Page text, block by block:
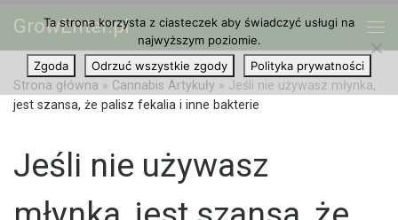
Przejdź do treści
GrowEnter.pl
Strona główna » Cannabis Artykuły » Jeśli nie używasz młynka,
jest szansa, że palisz fekalia i inne bakterie
Jeśli nie używasz
Ta strona korzysta z ciasteczek aby świadczyć usługi na
najwyższym poziomie.
Zgoda
Odrzuć wszystkie zgody Polityka prywatności